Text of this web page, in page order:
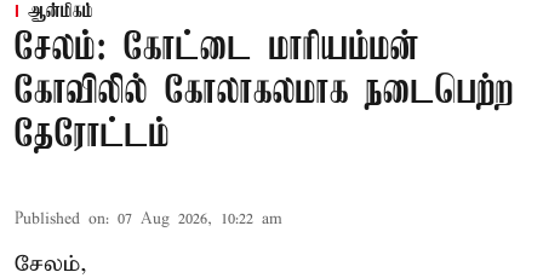
ஆன்மிகம்
சேலம்: கோட்டை மாரியம்மன்
கோவிலில் கோலாகலமாக நடைபெற்ற
தேரோட்டம்
Published on: 07 Aug 2026, 10:22 am
சேலம்,